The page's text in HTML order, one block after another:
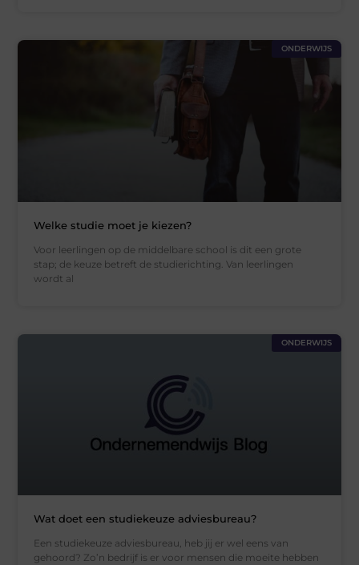
ONDERWIJS
Welke studie moet je kiezen?
Voor leerlingen op de middelbare school is dit een grote
stap; de keuze betreft de studierichting. Van leerlingen
wordt al
ONDERWIJS
Wat doet een studiekeuze adviesbureau?
Een studiekeuze adviesbureau, heb jij er wel eens van
gehoord? Zo’n bedrijf is er voor mensen die moeite hebben